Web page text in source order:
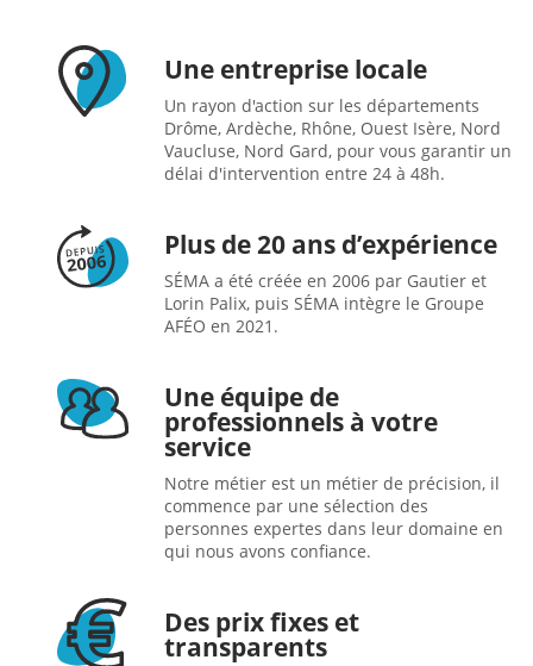
Une entreprise locale
Un rayon d'action sur les départements
Drôme, Ardèche, Rhône, Ouest Isère, Nord
Vaucluse, Nord Gard, pour vous garantir un
délai d'intervention entre 24 à 48h.
Plus de 20 ans d’expérience
SÉMA a été créée en 2006 par Gautier et
Lorin Palix, puis SÉMA intègre le Groupe
AFÉO en 2021.
Une équipe de
professionnels à votre
service
Notre métier est un métier de précision, il
commence par une sélection des
personnes expertes dans leur domaine en
qui nous avons confiance.
Des prix fixes et
transparents